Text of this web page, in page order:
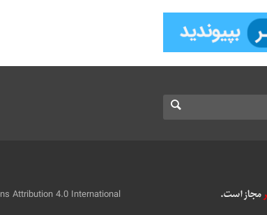
Attribution 4.0 International